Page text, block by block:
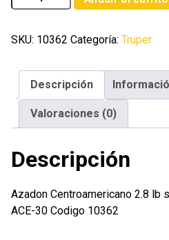
Centroamericano
lb
mango
Truper
cantidad
SKU: 10362 Categoría: Truper
Descripción
Valoraciones (0)
Descripción
Azadon Centroamericano 2.8 lb
ACE-30 Codigo 10362